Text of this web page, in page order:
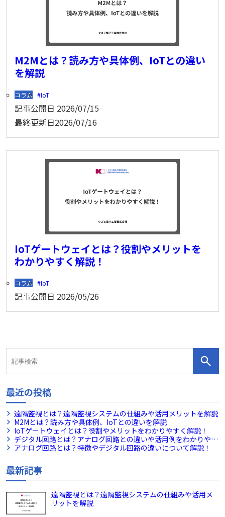
M2Mとは？読み方や具体例、IoTとの違い
を解説
コラム IoT
記事公開日 2026/07/15
最終更新日2026/07/16
IoTゲートウェイとは？役割やメリットを
わかりやすく解説！
コラム IoT
記事公開日 2026/05/26
最近の投稿
遠隔監視とは？遠隔監視システムの仕組みや活用メリットを解説
M2Mとは？読み方や具体例、IoTとの違いを解説
IoTゲートウェイとは？役割やメリットをわかりやすく解説！
デジタル回路とは？アナログ回路との違いや活用例をわかりやす
く解説！
アナログ回路とは？特徴やデジタル回路の違いについて解説！
最新記事
遠隔監視とは？遠隔監視システムの仕組みや活用メ
リットを解説